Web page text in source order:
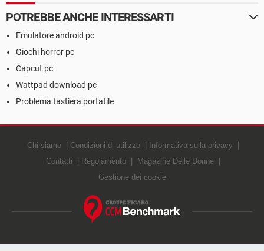
POTREBBE ANCHE INTERESSARTI
Emulatore android pc
Giochi horror pc
Capcut pc
Wattpad download pc
Problema tastiera portatile
Chi siamo Condizioni di utilizzo
Informativa sulla privacy
Contatti
Regolamento
Magazine Delle Donne
Gestione dei cookie